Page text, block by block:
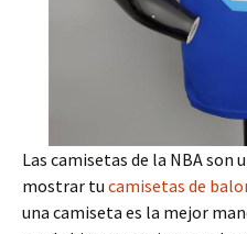
Las camisetas de la NBA son
mostrar tu camisetas de
una camiseta es la mejor